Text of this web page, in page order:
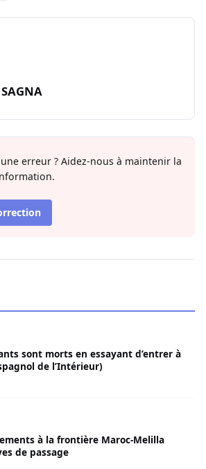
erreur ? Aidez-nous à maintenir la
sont morts en essayant d’entrer à
de l’Intérieur)
à la frontière Maroc-Melilla
de passage